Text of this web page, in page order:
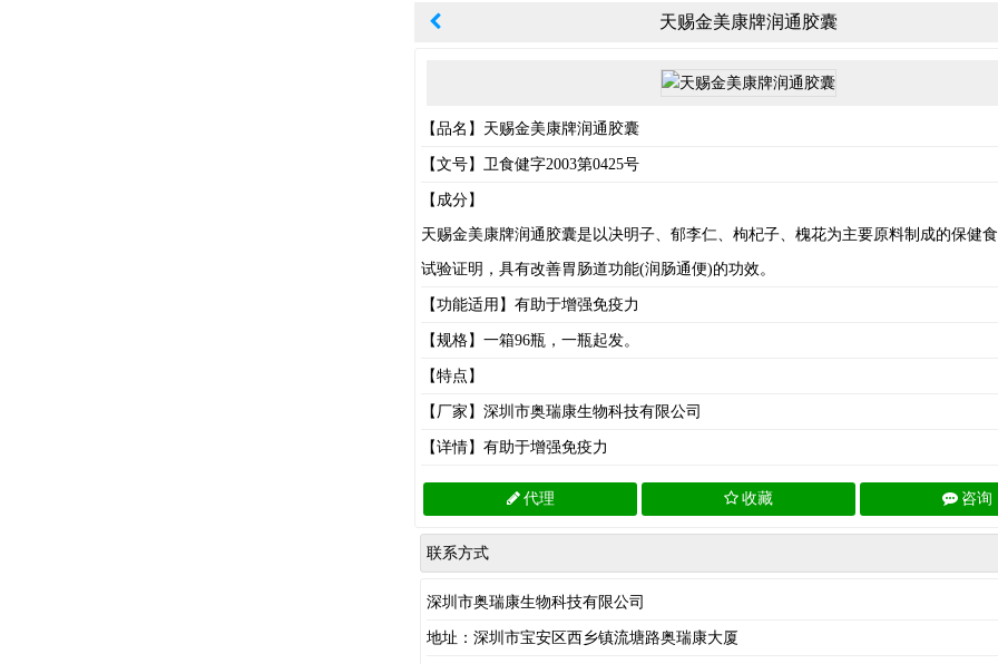
天赐金美康牌润通胶囊
【品名】天赐金美康牌润通胶囊
【文号】卫食健字2003第0425号
【成分】
天赐金美康牌润通胶囊是以决明子、郁李仁、枸杞子、槐花为主要原料制成的保健
试验证明，具有改善胃肠道功能(润肠通便)的功效。
【功能适用】有助于增强免疫力
【规格】一箱96瓶，一瓶起发。
【特点】
【厂家】深圳市奥瑞康生物科技有限公司
【详情】有助于增强免疫力
代理 收藏 咨询
联系方式
深圳市奥瑞康生物科技有限公司
地址：深圳市宝安区西乡镇流塘路奥瑞康大厦